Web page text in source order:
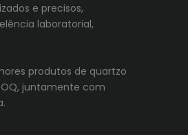
e precisos,
laboratorial,
produtos de quartzo
juntamente com